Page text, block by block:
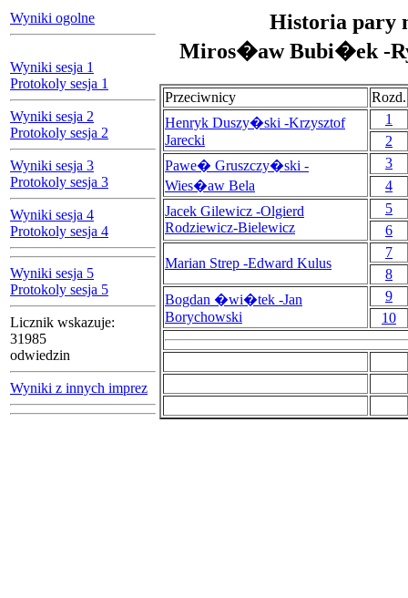
Wyniki ogolne
Wyniki sesja 1
Protokoly sesja 1
Wyniki sesja 2
Protokoly sesja 2
Wyniki sesja 3
Protokoly sesja 3
Wyniki sesja 4
Protokoly sesja 4
Wyniki sesja 5
Protokoly sesja 5
Licznik wskazuje:
31985
odwiedzin
Wyniki z innych imprez
Historia pary
Miros�aw Bubi�ek -
Przeciwnicy
Rozd.
Henryk Duszy�ski -Krzysztof
Jarecki
1
2
Pawe� Gruszczy�ski -
Wies�aw Bela
3
4
Jacek Gilewicz -Olgierd
Rodziewicz-Bielewicz
5
6
Marian Strep -Edward Kulus
7
8
Bogdan �wi�tek -Jan
Borychowski
9
10